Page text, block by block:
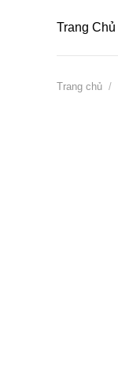
Trang Chủ
Trang chủ /